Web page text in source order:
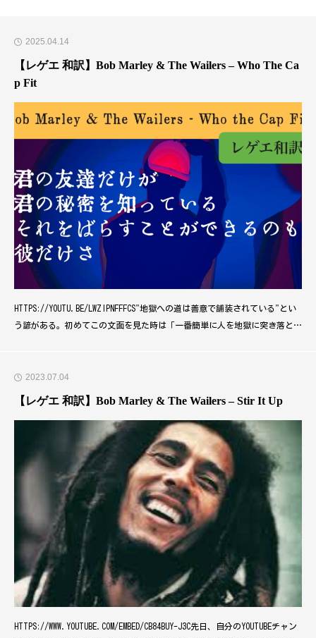
2025.04.14
【レゲエ 和訳】Bob Marley & The Wailers – Who The Ca
p Fit
HTTPS://YOUTU.BE/LWZIPNFFFCS"地獄への道は善意で舗装されている"とい
う諺がある。初めてこの文面を見た時は「一番簡単に人を地獄に突き落とせ
体の人は事実がどうあれ「自分には悪意はないですよ」という立場を装うも
2023.07.04
【レゲエ 和訳】Bob Marley & The Wailers – Stir It Up
HTTPS://WWW.YOUTUBE.COM/EMBED/CB84BUY-J3C先日、自分のYOUTUBEチャン